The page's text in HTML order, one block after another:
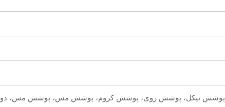
پوشش نیکل، پوشش روی، پوشش کروم، پوشش مس، پوشش مس،